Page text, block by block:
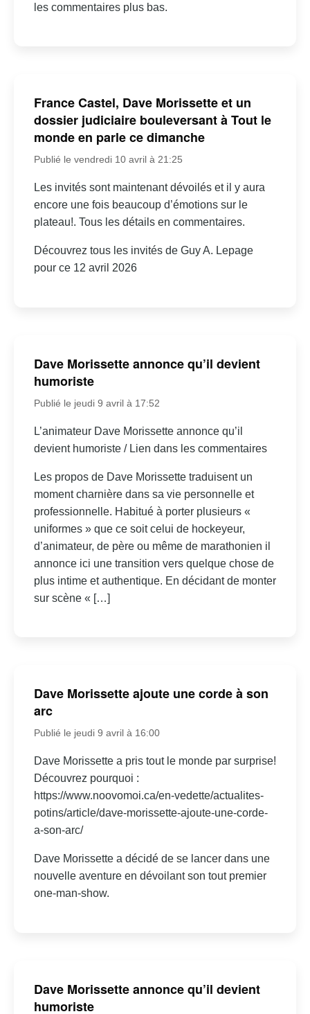
les commentaires plus bas.
France Castel, Dave Morissette et un
dossier judiciaire bouleversant à Tout le
monde en parle ce dimanche
Publié le vendredi 10 avril à 21:25
Les invités sont maintenant dévoilés et il y aura
encore une fois beaucoup d’émotions sur le
plateau!. Tous les détails en commentaires.
Découvrez tous les invités de Guy A. Lepage
pour ce 12 avril 2026
Dave Morissette annonce qu’il devient
humoriste
Publié le jeudi 9 avril à 17:52
L’animateur Dave Morissette annonce qu’il
devient humoriste / Lien dans les commentaires
Les propos de Dave Morissette traduisent un
moment charnière dans sa vie personnelle et
professionnelle. Habitué à porter plusieurs «
uniformes » que ce soit celui de hockeyeur,
d’animateur, de père ou même de marathonien il
annonce ici une transition vers quelque chose de
plus intime et authentique. En décidant de monter
sur scène « […]
Dave Morissette ajoute une corde à son
arc
Publié le jeudi 9 avril à 16:00
Dave Morissette a pris tout le monde par surprise!
Découvrez pourquoi :
https://www.noovomoi.ca/en-vedette/actualites-
potins/article/dave-morissette-ajoute-une-corde-
a-son-arc/
Dave Morissette a décidé de se lancer dans une
nouvelle aventure en dévoilant son tout premier
one-man-show.
Dave Morissette annonce qu’il devient
humoriste